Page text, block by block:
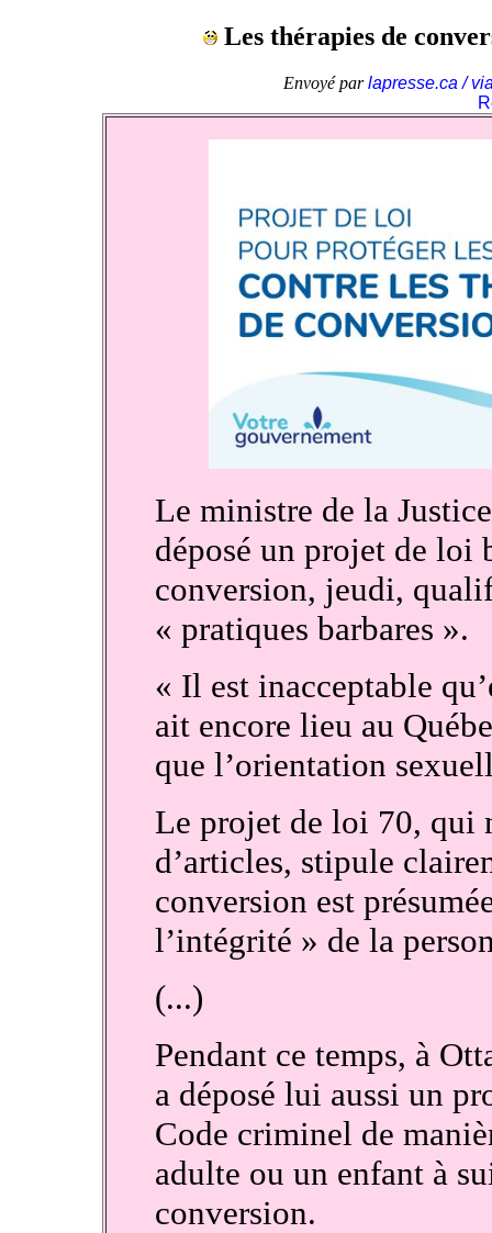
Les thérapies de
Envoyé parlapresse.ca /
Le ministre de la
déposé un projet de loi
conversion, jeudi,
« pratiques barbares ».
« Il est inacceptable
ait encore lieu au
que l’orientation
Le projet de loi 70, qui
d’articles, stipule
conversion est
l’intégrité » de la
(...)
Pendant ce temps, à
a déposé lui aussi un
Code criminel de
adulte ou un enfant à
conversion.